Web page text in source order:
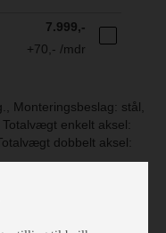
7.999,-
+70,- /mdr
Monteringsbeslag: stål,
enkelt aksel:
dobbelt aksel: